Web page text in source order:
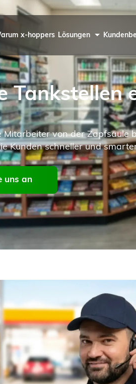
x-hoppers Lösungen
Tankstellen
Mitarbeiter von der Zapfsäule
Kunden schneller und
uns an